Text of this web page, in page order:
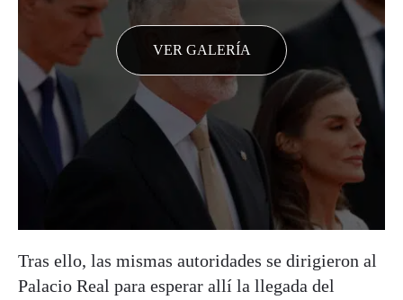
VER GALERÍA
Tras ello, las mismas autoridades se dirigieron al
Palacio Real para esperar allí la llegada del